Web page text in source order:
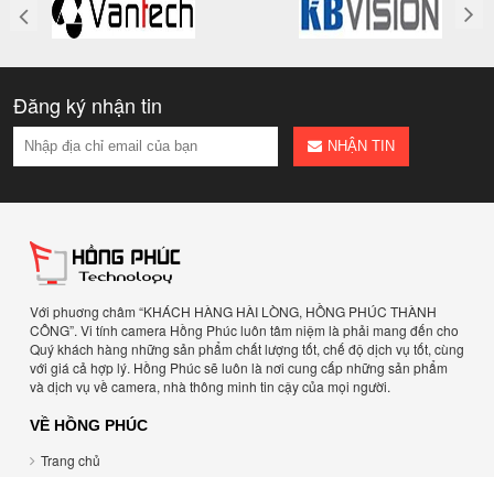
Đăng ký nhận tin
NHẬN TIN
Với phuơng châm “KHÁCH HÀNG HÀI LÒNG, HỒNG PHÚC THÀNH
CÔNG”. Vi tính camera Hồng Phúc luôn tâm niệm là phải mang đến cho
Quý khách hàng những sản phẩm chất lượng tốt, chế độ dịch vụ tốt, cùng
với giá cả hợp lý. Hồng Phúc sẽ luôn là nơi cung cấp những sản phẩm
và dịch vụ về camera, nhà thông minh tin cậy của mọi người.
VỀ HỒNG PHÚC
Trang chủ